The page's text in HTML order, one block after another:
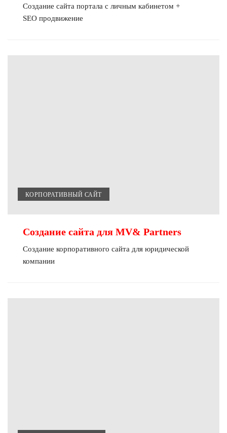
Создание сайта портала с личным кабинетом +
SEO продвижение
КОРПОРАТИВНЫЙ САЙТ
Создание сайта для MV& Partners
Создание корпоративного сайта для юридической
компании